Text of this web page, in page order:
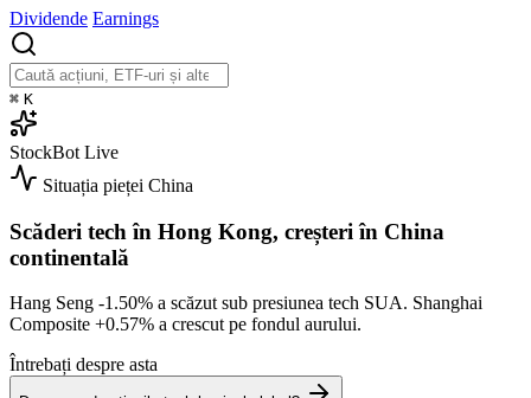
Dividende Earnings
⌘ K
StockBot Live
Situația pieței China
Scăderi tech în Hong Kong, creșteri în China
continentală
Hang Seng -1.50% a scăzut sub presiunea tech SUA. Shanghai
Composite +0.57% a crescut pe fondul aurului.
Întrebați despre asta